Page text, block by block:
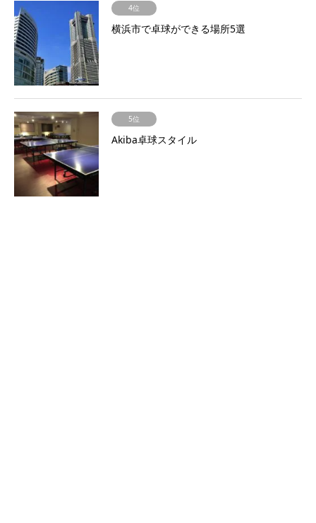
4位
横浜市で卓球ができる場所5選
5位
Akiba卓球スタイル